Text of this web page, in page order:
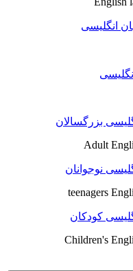
انگلیسی
بزرگسالان
Adult
نوجوانان
teenagers
کودکان
Children's